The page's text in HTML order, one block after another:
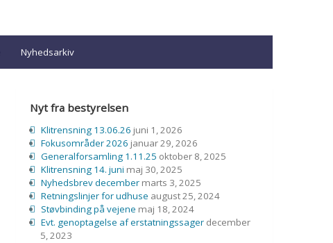
Nyhedsarkiv
Nyt fra bestyrelsen
Klitrensning 13.06.26 juni 1, 2026
Fokusområder 2026 januar 29, 2026
Generalforsamling 1.11.25 oktober 8, 2025
Klitrensning 14. juni maj 30, 2025
Nyhedsbrev december marts 3, 2025
Retningslinjer for udhuse august 25, 2024
Støvbinding på vejene maj 18, 2024
Evt. genoptagelse af erstatningssager december
5, 2023